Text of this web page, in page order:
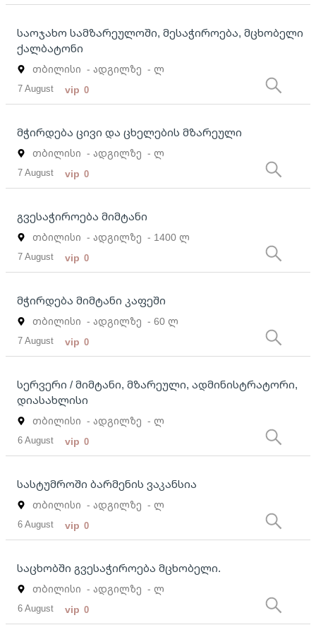
საოჯახო სამზარეულოში, მესაჭიროება, მცხობელი
ქალბატონი
თბილისი - ადგილზე - ლ
7 August vip 0
მჭირდება ცივი და ცხელების მზარეული
თბილისი - ადგილზე - ლ
7 August vip 0
გვესაჭიროება მიმტანი
თბილისი - ადგილზე - 1400 ლ
7 August vip 0
მჭირდება მიმტანი კაფეში
თბილისი - ადგილზე - 60 ლ
7 August vip 0
სერვერი / მიმტანი, მზარეული, ადმინისტრატორი,
დიასახლისი
თბილისი - ადგილზე - ლ
6 August vip 0
სასტუმროში ბარმენის ვაკანსია
თბილისი - ადგილზე - ლ
6 August vip 0
საცხობში გვესაჭიროება მცხობელი.
თბილისი - ადგილზე - ლ
6 August vip 0